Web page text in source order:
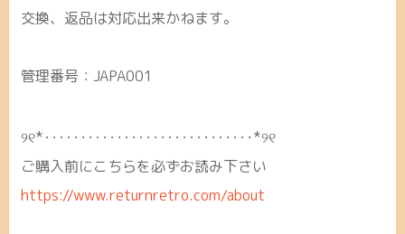
交換、返品は対応出来かねます。
管理番号：JAPA001
୨୧*･････････････････････････････*୨୧
ご購入前にこちらを必ずお読み下さい
https://www.returnretro.com/about